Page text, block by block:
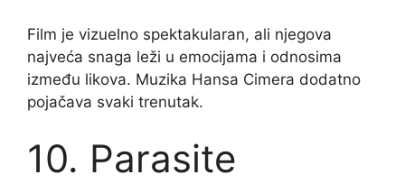
Film je vizuelno spektakularan, ali njegova
najveća snaga leži u emocijama i odnosima
između likova. Muzika Hansa Cimera dodatno
pojačava svaki trenutak.
10. Parasite